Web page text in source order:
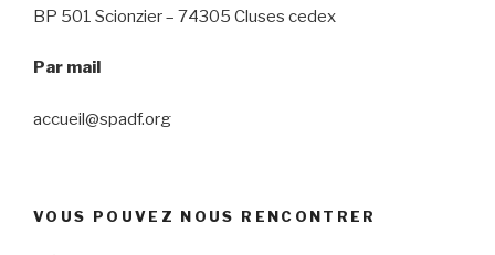
BP 501 Scionzier – 74305 Cluses cedex
Par mail
accueil@spadf.org
VOUS POUVEZ NOUS RENCONTRER